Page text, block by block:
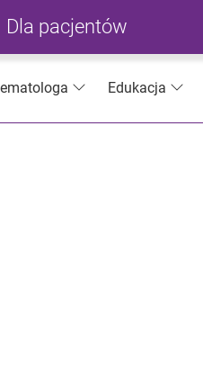
Dla pacjentów
Edukacja